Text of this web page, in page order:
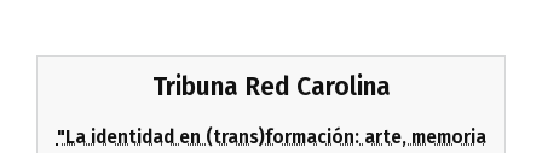
Tribuna Red Carolina
"La identidad en (trans)formación: arte, memoria